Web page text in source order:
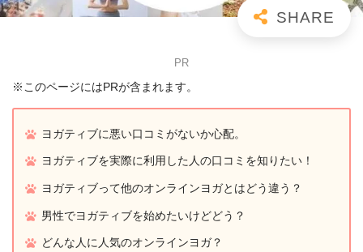
PR
※このページにはPRが含まれます。
ヨガティブに悪い口コミがないか心配。
ヨガティブを実際に利用した人の口コミを知りたい！
ヨガティブって他のオンラインヨガとはどう違う？
男性でヨガティブを始めたいけどどう？
どんな人に人気のオンラインヨガ？